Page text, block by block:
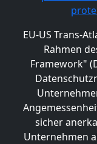
EU-US Trans-
Rahmen
Framework"
sicher
Unternehmen